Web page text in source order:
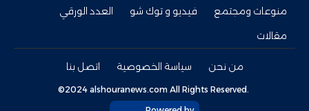
منوعات ومجتمع
فيديو و توك شو
العدد الورقي
مقالات
من نحن سياسة الخصوصية اتصل بنا
©2024 alshouranews.com All Rights Reserved.